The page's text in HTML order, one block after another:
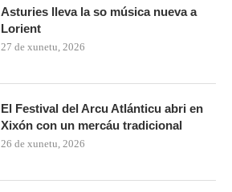
Asturies lleva la so música nueva a
Lorient
27 de xunetu, 2026
El Festival del Arcu Atlánticu abri en
Xixón con un mercáu tradicional
26 de xunetu, 2026